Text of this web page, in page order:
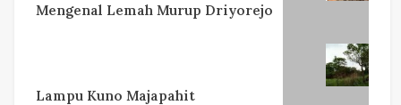
Mengenal Lemah Murup Driyorejo
Lampu Kuno Majapahit